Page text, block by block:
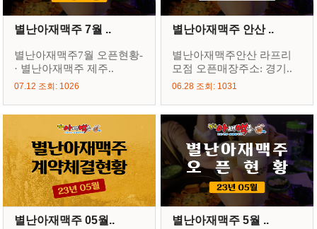
별난아재맥주 7월 ..
별난아재맥주7월 오픈현황-
· 별난아재맥주 제주..
07.12 조회: 1026
별난아재맥주 안산 ..
별난아재맥주안산 라프리
모점 오픈매장주소: 경기..
06.28 조회: 1031
별난아재맥주 05월.. 별난아재맥주 5월 ..